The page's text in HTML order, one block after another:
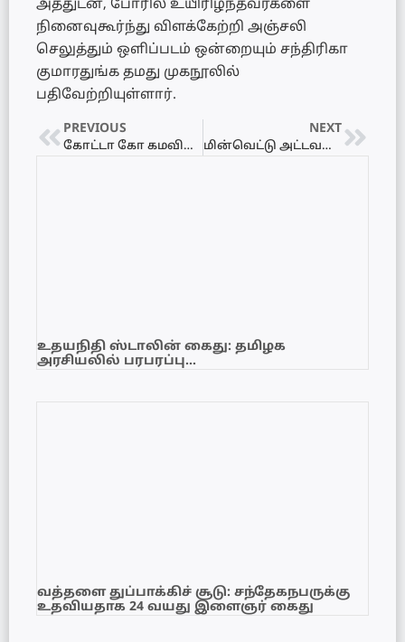
அத்துடன், போரில் உயிரிழந்தவர்களை
நினைவுகூர்ந்து விளக்கேற்றி அஞ்சலி
செலுத்தும் ஒளிப்படம் ஒன்றையும் சந்திரிகா
குமாரதுங்க தமது முகநூலில்
பதிவேற்றியுள்ளார்.
PREVIOUS
கோட்டா கோ கமவிலும் இடம்பெற்ற முள்ளிவாய்க்கால் நினைவேந்தல் நிகழ்வு!
NEXT
மின்வெட்டு அட்டவணை 19.05.2022 – Power Interruption Schedule
உதயநிதி ஸ்டாலின் கைது: தமிழக
அரசியலில் பரபரப்பு…
வத்தளை துப்பாக்கிச் சூடு: சந்தேகநபருக்கு
உதவியதாக 24 வயது இளைஞர் கைது